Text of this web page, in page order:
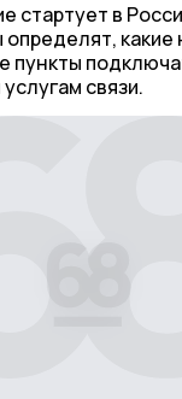
стартует в
определят,
пункты
связи.